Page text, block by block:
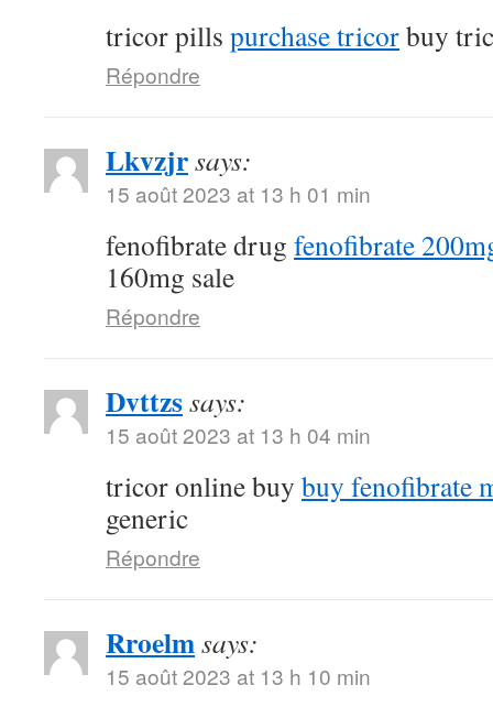
tricor pills purchase tricorbuy
Répondre
Lkvzjrsays:
15 août 2023 at 13 h 01 min
fenofibrate drug fenofibrate
160mg sale
Répondre
Dvttzssays:
15 août 2023 at 13 h 04 min
tricor online buy buy fenofibrate
generic
Répondre
Rroelmsays:
15 août 2023 at 13 h 10 min